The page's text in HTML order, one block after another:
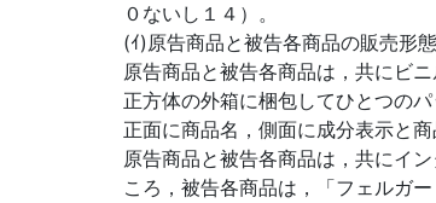
０ないし１４）。
(ｲ)原告商品と被告各商品の販売形
原告商品と被告各商品は，共にビ
正方体の外箱に梱包してひとつの
正面に商品名，側面に成分表示と
原告商品と被告各商品は，共にイ
ころ，被告各商品は，「フェルガ